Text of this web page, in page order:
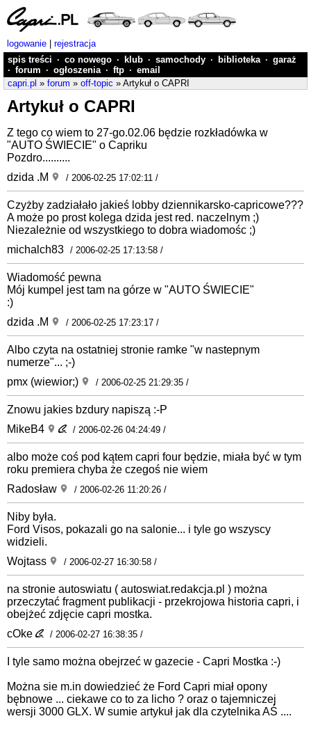
logowanie
rejestracja
spis treści · co nowego · klub · samochody · biblioteka · garaż
· forum · ogłoszenia · ftp · email
capri.pl » forum » off-topic » Artykuł o CAPRI
Artykuł o CAPRI
Z tego co wiem to 27-go.02.06 będzie rozkładówka w
"AUTO ŚWIECIE" o Capriku
Pozdro..........
dzida .M
/ 2006-02-25 17:02:11 /
Czyżby zadziałało jakieś lobby dziennikarsko-capricowe???
A może po prost kolega dzida jest red. naczelnym ;)
Niezależnie od wszystkiego to dobra wiadomośc ;)
michalch83 / 2006-02-25 17:13:58 /
Wiadomość pewna
Mój kumpel jest tam na górze w "AUTO ŚWIECIE"
:)
dzida .M
/ 2006-02-25 17:23:17 /
Albo czyta na ostatniej stronie ramke "w nastepnym
numerze"... ;-)
pmx (wiewior;)
/ 2006-02-25 21:29:35 /
Znowu jakies bzdury napiszą :-P
MikeB4
/ 2006-02-26 04:24:49 /
albo może coś pod kątem capri four będzie, miała być w tym
roku premiera chyba że czegoś nie wiem
Radosław
/ 2006-02-26 11:20:26 /
Niby była.
Ford Visos, pokazali go na salonie... i tyle go wszyscy
widzieli.
Wojtass
/ 2006-02-27 16:30:58 /
na stronie autoswiatu ( autoswiat.redakcja.pl ) można
przeczytać fragment publikacji - przekrojowa historia capri, i
obejżeć zdjęcie capri mostka.
cOke
/ 2006-02-27 16:38:35 /
I tyle samo można obejrzeć w gazecie - Capri Mostka :-)
Można sie m.in dowiedzieć że Ford Capri miał opony
bębnowe ... ciekawe co to za licho ? oraz o tajemniczej
wersji 3000 GLX. W sumie artykuł jak dla czytelnika AŚ ....